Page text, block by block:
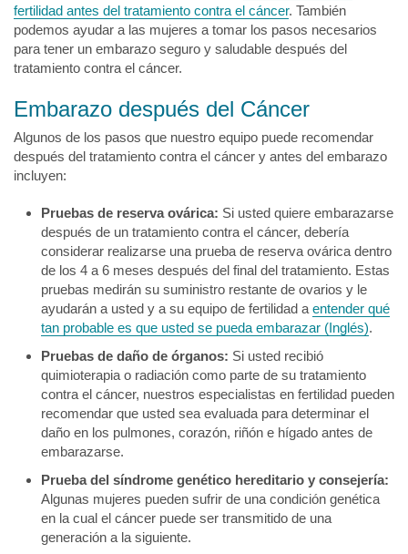
fertilidad antes del tratamiento contra el cáncer. También
podemos ayudar a las mujeres a tomar los pasos necesarios
para tener un embarazo seguro y saludable después del
tratamiento contra el cáncer.
Embarazo después del Cáncer
Algunos de los pasos que nuestro equipo puede recomendar
después del tratamiento contra el cáncer y antes del embarazo
incluyen:
Pruebas de reserva ovárica: Si usted quiere embarazarse
después de un tratamiento contra el cáncer, debería
considerar realizarse una prueba de reserva ovárica dentro
de los 4 a 6 meses después del final del tratamiento. Estas
pruebas medirán su suministro restante de ovarios y le
ayudarán a usted y a su equipo de fertilidad a entender qué
tan probable es que usted se pueda embarazar (Inglés).
Pruebas de daño de órganos: Si usted recibió
quimioterapia o radiación como parte de su tratamiento
contra el cáncer, nuestros especialistas en fertilidad pueden
recomendar que usted sea evaluada para determinar el
daño en los pulmones, corazón, riñón e hígado antes de
embarazarse.
Prueba del síndrome genético hereditario y consejería:
Algunas mujeres pueden sufrir de una condición genética
en la cual el cáncer puede ser transmitido de una
generación a la siguiente.